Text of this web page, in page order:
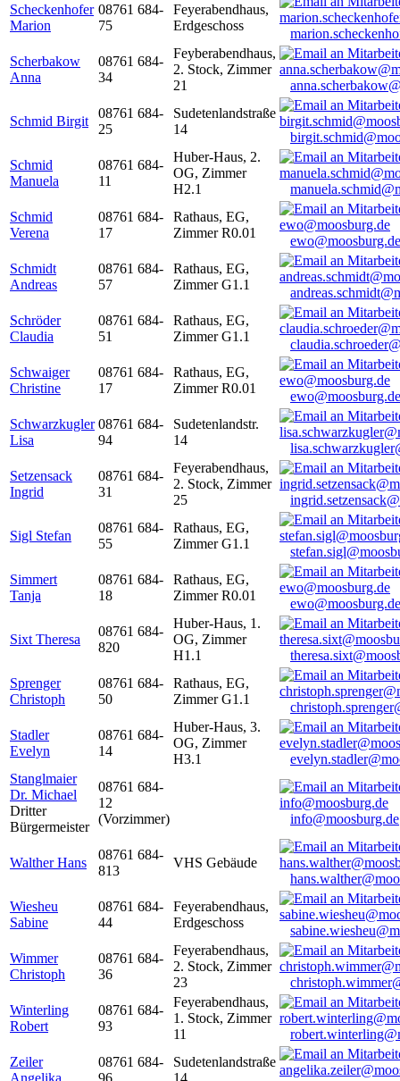
Scheckenhofer
Marion
08761 684-
75
Feyerabendhaus,
Erdgeschoss
Scherbakow
Anna
08761 684-
34
Feyberabendhaus,
2. Stock, Zimmer
21
Schmid Birgit
08761 684-
25
Sudetenlandstraße
14
Schmid
Manuela
08761 684-
11
Huber-Haus, 2.
OG, Zimmer
H2.1
Schmid
Verena
08761 684-
17
Rathaus, EG,
Zimmer R0.01
ewo@moosburg.de
Schmidt
Andreas
08761 684-
57
Rathaus, EG,
Zimmer G1.1
Schröder
Claudia
08761 684-
51
Rathaus, EG,
Zimmer G1.1
Schwaiger
Christine
08761 684-
17
Rathaus, EG,
Zimmer R0.01
ewo@moosburg.de
Schwarzkugler
Lisa
08761 684-
94
Sudetenlandstr.
14
Setzensack
Ingrid
08761 684-
31
Feyerabendhaus,
2. Stock, Zimmer
25
Sigl Stefan
08761 684-
55
Rathaus, EG,
Zimmer G1.1
Simmert
Tanja
08761 684-
18
Rathaus, EG,
Zimmer R0.01
ewo@moosburg.de
Sixt Theresa
08761 684-
820
Huber-Haus, 1.
OG, Zimmer
H1.1
Sprenger
Christoph
08761 684-
50
Rathaus, EG,
Zimmer G1.1
Stadler
Evelyn
08761 684-
14
Huber-Haus, 3.
OG, Zimmer
H3.1
Stanglmaier
Dr. Michael
Dritter
Bürgermeister
08761 684-
12
(Vorzimmer)
info@moosburg.de
Walther Hans
08761 684-
813
VHS Gebäude
Wiesheu
Sabine
08761 684-
44
Feyerabendhaus,
Erdgeschoss
Wimmer
Christoph
08761 684-
36
Feyerabendhaus,
2. Stock, Zimmer
23
Winterling
Robert
08761 684-
93
Feyerabendhaus,
1. Stock, Zimmer
11
Zeiler
Angelika
08761 684-
96
Sudetenlandstraße
14